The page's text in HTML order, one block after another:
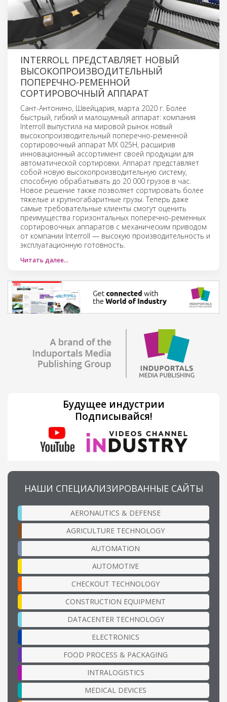
INTERROLL ПРЕДСТАВЛЯЕТ НОВЫЙ
ВЫСОКОПРОИЗВОДИТЕЛЬНЫЙ
ПОПЕРЕЧНО-РЕМЕННОЙ
СОРТИРОВОЧНЫЙ АППАРАТ
Сант-Антонино, Швейцария, марта 2020 г. Более
быстрый, гибкий и малошумный аппарат: компания
Interroll выпустила на мировой рынок новый
высокопроизводительный поперечно-ременной
сортировочный аппарат MX 025H, расширив
инновационный ассортимент своей продукции для
автоматической сортировки. Аппарат представляет
собой новую высокопроизводительную систему,
способную обрабатывать до 20 000 грузов в час.
Новое решение также позволяет сортировать более
тяжелые и крупногабаритные грузы. Теперь даже
самые требовательные клиенты смогут оценить
преимущества горизонтальных поперечно-ременных
сортировочных аппаратов с механическим приводом
от компании Interroll — высокую производительность и
эксплуатационную готовность.
Читать далее…
Будущее индустрии
Подписывайся!
НАШИ СПЕЦИАЛИЗИРОВАННЫЕ САЙТЫ
AERONAUTICS & DEFENSE
AGRICULTURE TECHNOLOGY
AUTOMATION
AUTOMOTIVE
CHECKOUT TECHNOLOGY
CONSTRUCTION EQUIPMENT
DATACENTER TECHNOLOGY
ELECTRONICS
FOOD PROCESS & PACKAGING
INTRALOGISTICS
MEDICAL DEVICES